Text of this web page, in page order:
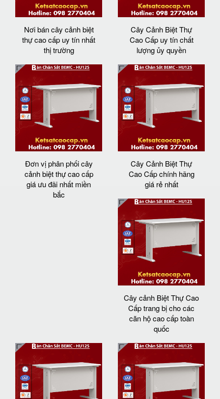
Nơi bán cây cảnh biệt
thự cao cấp uy tín nhất
thị trường
Cây Cảnh Biệt Thự
Cao Cấp uy tín chất
lượng ủy quyền
Đơn vị phân phối cây
cảnh biệt thự cao cấp
giá ưu đãi nhất miền
bắc
Cây Cảnh Biệt Thự
Cao Cấp chính hãng
giá rẻ nhất
Cây cảnh Biệt Thự Cao
Cấp trang bị cho các
căn hộ cao cấp toàn
quốc